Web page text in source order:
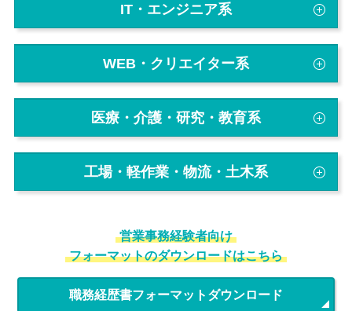
IT・エンジニア系
WEB・クリエイター系
医療・介護・研究・教育系
工場・軽作業・物流・土木系
営業事務経験者向け
フォーマットのダウンロードはこちら
職務経歴書フォーマットダウンロード